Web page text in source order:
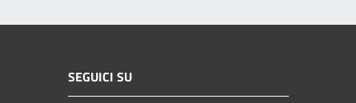
SEGUICI SU